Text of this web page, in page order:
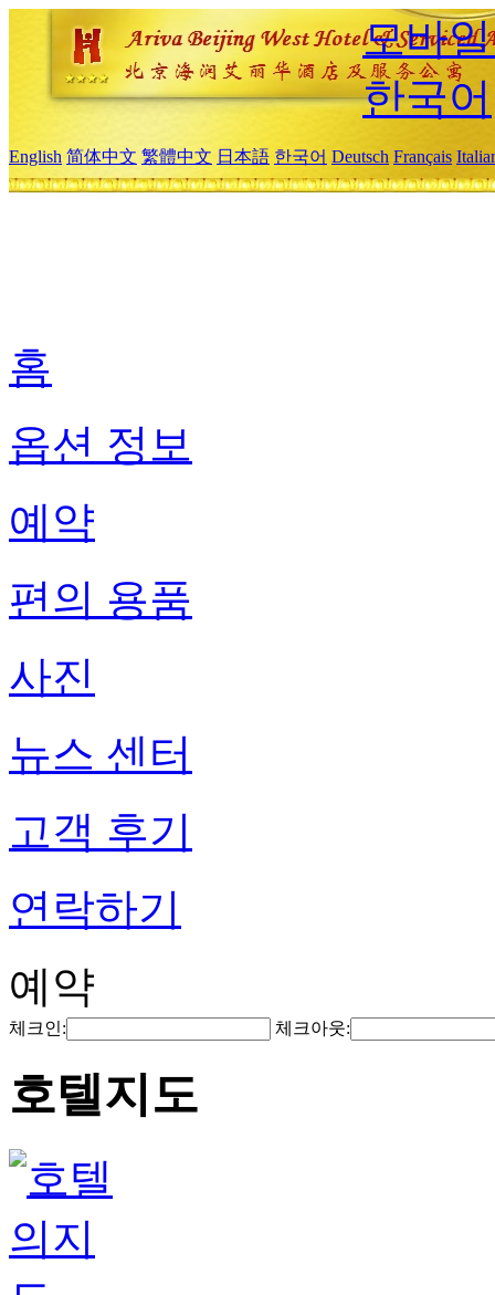
모바
한국어
English 简体中文 繁體中文 日本語 한국어 Deutsch Français
홈
옵션 정보
예약
편의 용품
사진
뉴스 센터
고객 후기
연락하기
예약
체크인: 체크아웃:
호텔지도